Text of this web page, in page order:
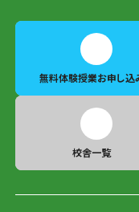
無料体験授業お申し込
校舎一覧